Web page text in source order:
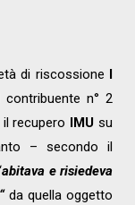
di riscossione I
n° 2
recupero IMU su
– secondo il
abitava e risiedeva
“da quella oggetto